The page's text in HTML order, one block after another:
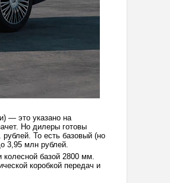
— это указано на
Но дилеры готовы
То есть базовый (но
3,95 млн рублей.
базой 2800 мм.
коробкой передач и